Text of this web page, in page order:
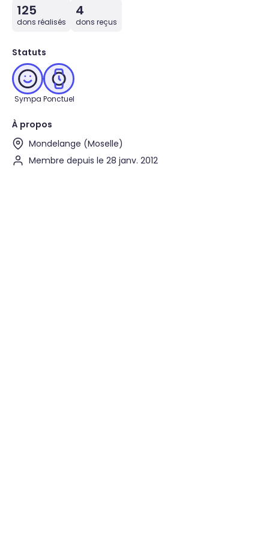
125
dons réalisés
4
dons reçus
Statuts
Sympa Ponctuel
À propos
Mondelange (Moselle)
Membre depuis le 28 janv. 2012